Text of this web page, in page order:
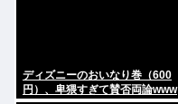
ディズニーのおいなり巻（600
円）、卑猥すぎて賛否両論www